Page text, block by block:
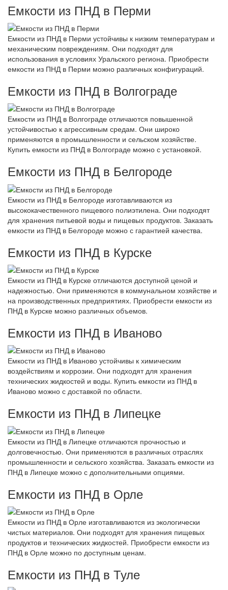
Емкости из ПНД в Перми
Емкости из ПНД в Перми устойчивы к низким температурам и
механическим повреждениям. Они подходят для
использования в условиях Уральского региона. Приобрести
емкости из ПНД в Перми можно различных конфигураций.
Емкости из ПНД в Волгограде
Емкости из ПНД в Волгограде отличаются повышенной
устойчивостью к агрессивным средам. Они широко
применяются в промышленности и сельском хозяйстве.
Купить емкости из ПНД в Волгограде можно с установкой.
Емкости из ПНД в Белгороде
Емкости из ПНД в Белгороде изготавливаются из
высококачественного пищевого полиэтилена. Они подходят
для хранения питьевой воды и пищевых продуктов. Заказать
емкости из ПНД в Белгороде можно с гарантией качества.
Емкости из ПНД в Курске
Емкости из ПНД в Курске отличаются доступной ценой и
надежностью. Они применяются в коммунальном хозяйстве и
на производственных предприятиях. Приобрести емкости из
ПНД в Курске можно различных объемов.
Емкости из ПНД в Иваново
Емкости из ПНД в Иваново устойчивы к химическим
воздействиям и коррозии. Они подходят для хранения
технических жидкостей и воды. Купить емкости из ПНД в
Иваново можно с доставкой по области.
Емкости из ПНД в Липецке
Емкости из ПНД в Липецке отличаются прочностью и
долговечностью. Они применяются в различных отраслях
промышленности и сельского хозяйства. Заказать емкости из
ПНД в Липецке можно с дополнительными опциями.
Емкости из ПНД в Орле
Емкости из ПНД в Орле изготавливаются из экологически
чистых материалов. Они подходят для хранения пищевых
продуктов и технических жидкостей. Приобрести емкости из
ПНД в Орле можно по доступным ценам.
Емкости из ПНД в Туле